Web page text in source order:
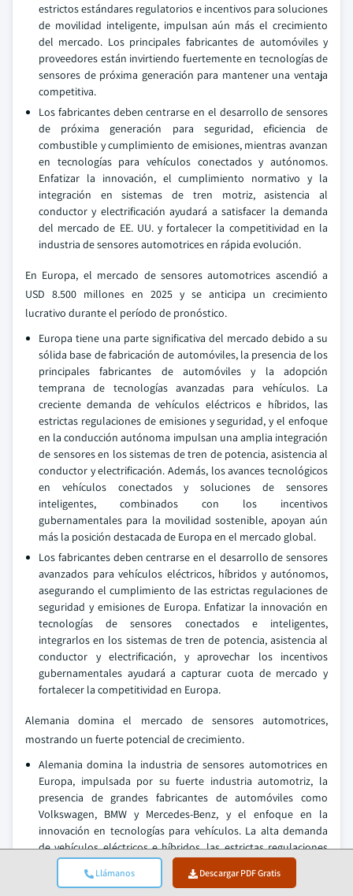
Llámanos Descargar PDF Gratis
estrictos estándares regulatorios e incentivos para soluciones
de movilidad inteligente, impulsan aún más el crecimiento
del mercado. Los principales fabricantes de automóviles y
proveedores están invirtiendo fuertemente en tecnologías de
sensores de próxima generación para mantener una ventaja
competitiva.
Los fabricantes deben centrarse en el desarrollo de sensores
de próxima generación para seguridad, eficiencia de
combustible y cumplimiento de emisiones, mientras avanzan
en tecnologías para vehículos conectados y autónomos.
Enfatizar la innovación, el cumplimiento normativo y la
integración en sistemas de tren motriz, asistencia al
conductor y electrificación ayudará a satisfacer la demanda
del mercado de EE. UU. y fortalecer la competitividad en la
industria de sensores automotrices en rápida evolución.
En Europa, el mercado de sensores automotrices ascendió a
USD 8.500 millones en 2025 y se anticipa un crecimiento
lucrativo durante el período de pronóstico.
Europa tiene una parte significativa del mercado debido a su
sólida base de fabricación de automóviles, la presencia de los
principales fabricantes de automóviles y la adopción
temprana de tecnologías avanzadas para vehículos. La
creciente demanda de vehículos eléctricos e híbridos, las
estrictas regulaciones de emisiones y seguridad, y el enfoque
en la conducción autónoma impulsan una amplia integración
de sensores en los sistemas de tren de potencia, asistencia al
conductor y electrificación. Además, los avances tecnológicos
en vehículos conectados y soluciones de sensores
inteligentes, combinados con los incentivos
gubernamentales para la movilidad sostenible, apoyan aún
más la posición destacada de Europa en el mercado global.
Los fabricantes deben centrarse en el desarrollo de sensores
avanzados para vehículos eléctricos, híbridos y autónomos,
asegurando el cumplimiento de las estrictas regulaciones de
seguridad y emisiones de Europa. Enfatizar la innovación en
tecnologías de sensores conectados e inteligentes,
integrarlos en los sistemas de tren de potencia, asistencia al
conductor y electrificación, y aprovechar los incentivos
gubernamentales ayudará a capturar cuota de mercado y
fortalecer la competitividad en Europa.
Alemania domina el mercado de sensores automotrices,
mostrando un fuerte potencial de crecimiento.
Alemania domina la industria de sensores automotrices en
Europa, impulsada por su fuerte industria automotriz, la
presencia de grandes fabricantes de automóviles como
Volkswagen, BMW y Mercedes-Benz, y el enfoque en la
innovación en tecnologías para vehículos. La alta demanda
de vehículos eléctricos e híbridos, las estrictas regulaciones
de seguridad y emisiones, y los avances en la conducción
autónoma y los sistemas de vehículos conectados apoyan